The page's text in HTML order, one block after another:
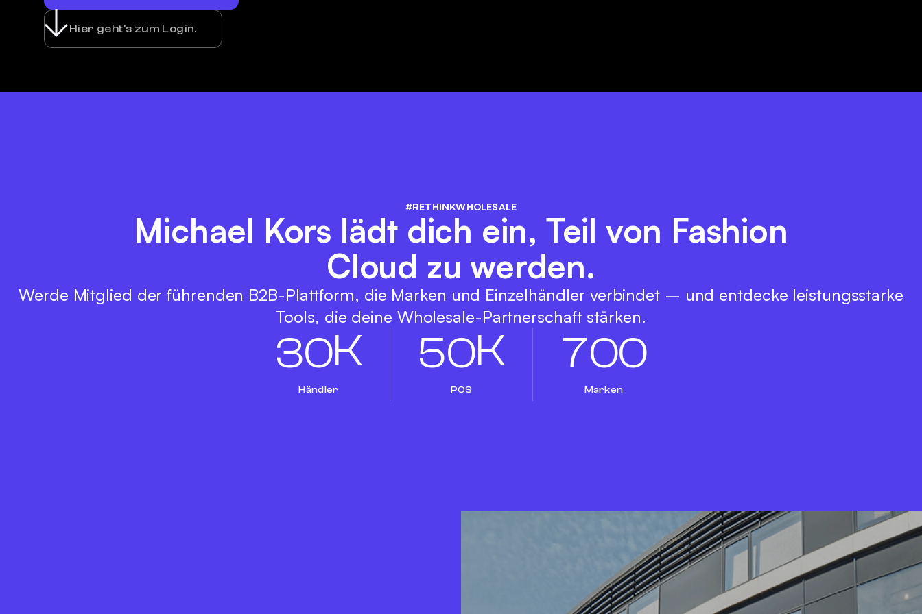
Hier geht's zum Login.
#RETHINKWHOLESALE
Michael Kors lädt dich ein, Teil von Fashion
Cloud zu werden.
Werde Mitglied der führenden B2B-Plattform, die Marken und Einzelhändler verbindet – und entdecke leistungsstarke
Tools, die deine Wholesale-Partnerschaft stärken.
30K
Händler
50K
POS
700
Marken